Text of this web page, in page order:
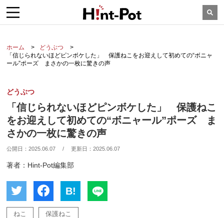
ホーム
どうぶつ
「信じられないほどピンボケした」 保護ねこをお迎えして初めての“ボニャ
ール”ポーズ まさかの一枚に驚きの声
どうぶつ
「信じられないほどピンボケした」 保護ねこ
をお迎えして初めての“ボニャール”ポーズ ま
さかの一枚に驚きの声
公開日：2025.06.07 / 更新日：2025.06.07
著者：Hint-Pot編集部
B!
ねこ 保護ねこ